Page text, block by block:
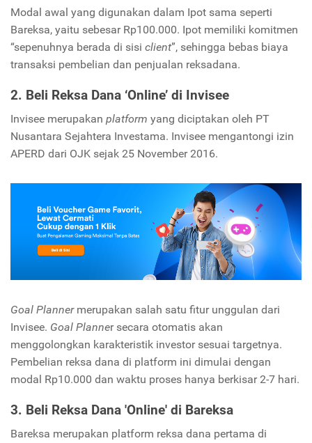
Modal awal yang digunakan dalam Ipot sama seperti
Bareksa, yaitu sebesar Rp100.000. Ipot memiliki komitmen
“sepenuhnya berada di sisi client”, sehingga bebas biaya
transaksi pembelian dan penjualan reksadana.
2. Beli Reksa Dana ‘Online’ di Invisee
Invisee merupakan platform yang diciptakan oleh PT
Nusantara Sejahtera Investama. Invisee mengantongi izin
APERD dari OJK sejak 25 November 2016.
Goal Planner merupakan salah satu fitur unggulan dari
Invisee. Goal Planner secara otomatis akan
menggolongkan karakteristik investor sesuai targetnya.
Pembelian reksa dana di platform ini dimulai dengan
modal Rp10.000 dan waktu proses hanya berkisar 2-7 hari.
3. Beli Reksa Dana 'Online' di Bareksa
Bareksa merupakan platform reksa dana pertama di